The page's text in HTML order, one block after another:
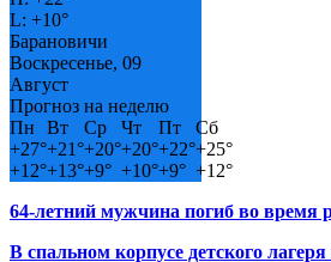
L: +10°
Барановичи
Воскресенье, 09
Август
Прогноз на неделю
Пн
Вт Ср Чт Пт
Сб
+27°+21°+20°+20°+22°+25°
+12°+13°+9° +10°+9° +12°
64-летний мужчина погиб во время
В спальном корпусе детского